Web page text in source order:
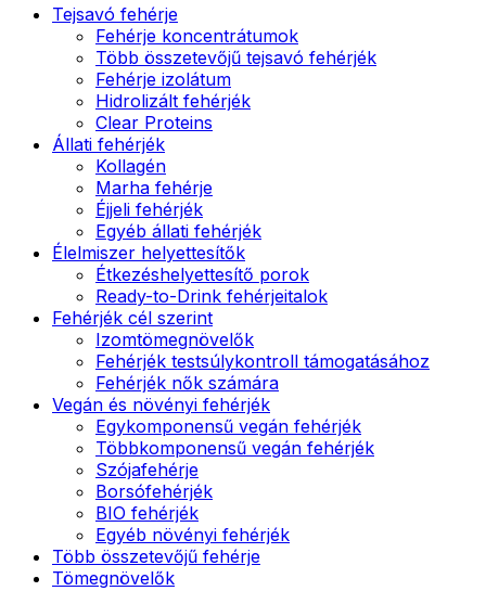
Tejsavó fehérje
Fehérje koncentrátumok
Több összetevőjű tejsavó fehérjék
Fehérje izolátum
Hidrolizált fehérjék
Clear Proteins
Állati fehérjék
Kollagén
Marha fehérje
Éjjeli fehérjék
Egyéb állati fehérjék
Élelmiszer helyettesítők
Étkezéshelyettesítő porok
Ready-to-Drink fehérjeitalok
Fehérjék cél szerint
Izomtömegnövelők
Fehérjék testsúlykontroll támogatásához
Fehérjék nők számára
Vegán és növényi fehérjék
Egykomponensű vegán fehérjék
Többkomponensű vegán fehérjék
Szójafehérje
Borsófehérjék
BIO fehérjék
Egyéb növényi fehérjék
Több összetevőjű fehérje
Tömegnövelők